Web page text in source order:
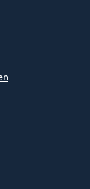
geöffnet)geöffnet)
Fenster geöffnet)
neuen Fenster